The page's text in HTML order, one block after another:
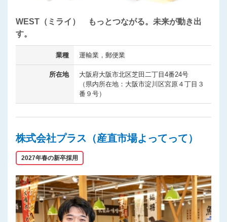
WEST（ミライ） もっとつながる。未来が動き出
す。
業種 運輸業，郵便業
所在地
大阪府大阪市北区芝田二丁目4番24号
（県内所在地：大阪市淀川区宮原４丁目３
番９号）
株式会社プラス（産直市場よってって）
2027年春の新卒採用